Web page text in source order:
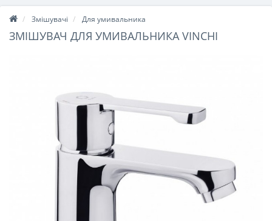
Змішувачі Для умивальника
ЗМІШУВАЧ ДЛЯ УМИВАЛЬНИКА VINCHI